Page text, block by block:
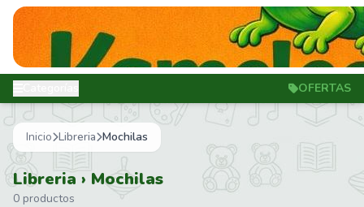
OFERTAS
Inicio Libreria Mochilas
Libreria › Mochilas
0 productos